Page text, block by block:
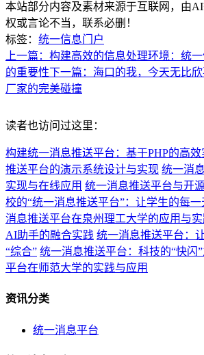
本站部分内容及素材来源于互联网，由
权或言论不当，联系必删！
标签： 统一信息门户
上一篇：构建高效的信息处理环境：统
的重要性下一篇：海口的我，今天无比
厂家的完美碰撞
读者也访问过这里：
构建统一消息推送平台：基于PHP的高效
推送平台的演示系统设计与实现 统一消
实现与在线应用 统一消息推送平台与开
校的“统一消息推送平台”：让学生的每
消息推送平台在泉州理工大学的应用与实
AI助手的融合实践 统一消息推送平台：
“综合” 统一消息推送平台：科技的“快闪
平台在师范大学的实践与应用
资讯分类
统一消息平台